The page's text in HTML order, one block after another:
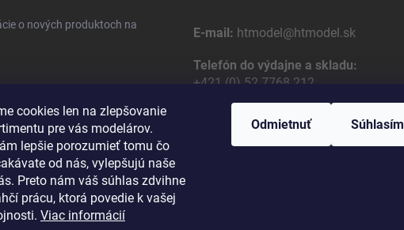
cookies len na zlepšovanie
pre vás modelárov.
lepšie porozumieť tomu čo
od nás, vylepšujú naše
Preto nám váš súhlas zdvihne
prácu, ktorá povedie k vašej
Viac informácií
Odmietnuť Súhlasím
o nových produktoch na
údajov
E-mail: htmodel@htmodel.sk
Telefón do výdajne a skladu:
+421 (0) 52 7768 212
Na letisko 49